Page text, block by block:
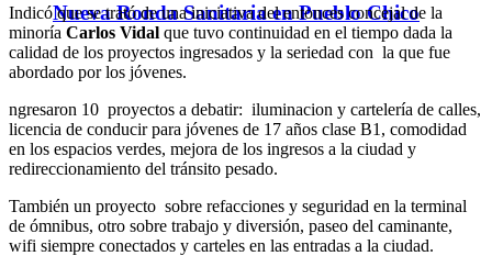
Nueva Ronda Sanitaria en Pueblo Chico
Indicó que se trató de una iniciativa del entonces concejal de la
minoría Carlos Vidal que tuvo continuidad en el tiempo dada la
calidad de los proyectos ingresados y la seriedad con la que fue
abordado por los jóvenes.
ngresaron 10 proyectos a debatir: iluminacion y cartelería de calles,
licencia de conducir para jóvenes de 17 años clase B1, comodidad
en los espacios verdes, mejora de los ingresos a la ciudad y
redireccionamiento del tránsito pesado.
También un proyecto sobre refacciones y seguridad en la terminal
de ómnibus, otro sobre trabajo y diversión, paseo del caminante,
wifi siempre conectados y carteles en las entradas a la ciudad.